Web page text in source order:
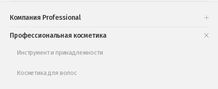
Компания Professional
Профессиональная косметика
Инструмент и принадлежности
Косметика для волос
Обучающее видео